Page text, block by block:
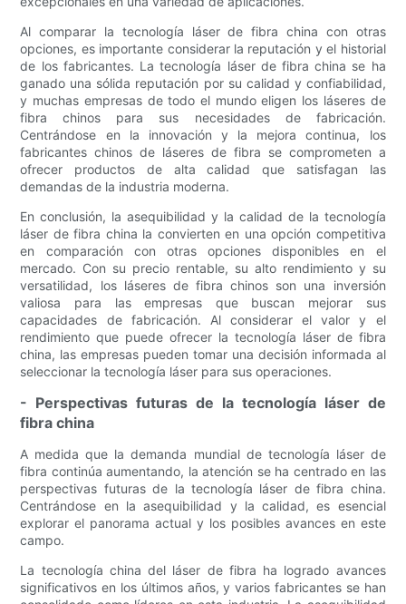
Al comparar la tecnología láser de fibra china con otras
opciones, es importante considerar la reputación y el historial
de los fabricantes. La tecnología láser de fibra china se ha
ganado una sólida reputación por su calidad y confiabilidad,
y muchas empresas de todo el mundo eligen los láseres de
fibra chinos para sus necesidades de fabricación.
Centrándose en la innovación y la mejora continua, los
fabricantes chinos de láseres de fibra se comprometen a
ofrecer productos de alta calidad que satisfagan las
demandas de la industria moderna.
En conclusión, la asequibilidad y la calidad de la tecnología
láser de fibra china la convierten en una opción competitiva
en comparación con otras opciones disponibles en el
mercado. Con su precio rentable, su alto rendimiento y su
versatilidad, los láseres de fibra chinos son una inversión
valiosa para las empresas que buscan mejorar sus
capacidades de fabricación. Al considerar el valor y el
rendimiento que puede ofrecer la tecnología láser de fibra
china, las empresas pueden tomar una decisión informada al
seleccionar la tecnología láser para sus operaciones.
- Perspectivas futuras de la tecnología láser de
fibra china
A medida que la demanda mundial de tecnología láser de
fibra continúa aumentando, la atención se ha centrado en las
perspectivas futuras de la tecnología láser de fibra china.
Centrándose en la asequibilidad y la calidad, es esencial
explorar el panorama actual y los posibles avances en este
campo.
La tecnología china del láser de fibra ha logrado avances
significativos en los últimos años, y varios fabricantes se han